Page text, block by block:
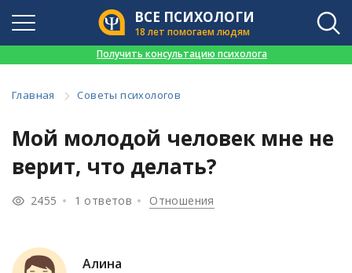
ВСЕ ПСИХОЛОГИ
18 лет помогаем людям
Получить консультацию психолога
Главная Советы психологов
Мой молодой человек мне не
верит, что делать?
2455 1 ответов Отношения
Алина